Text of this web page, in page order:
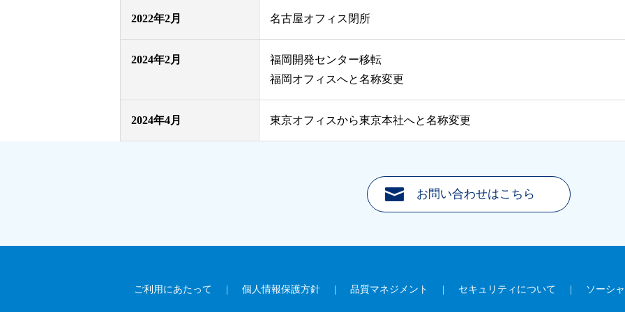
2022年2月 名古屋オフィス閉所
2024年2月
福岡開発センター移転
福岡オフィスへと名称変更
2024年4月 東京オフィスから東京本社へと名称変更
お問い合わせはこちら
ご利用にあたって 個人情報保護方針 品質マネジメント セキュリティについて ソーシ